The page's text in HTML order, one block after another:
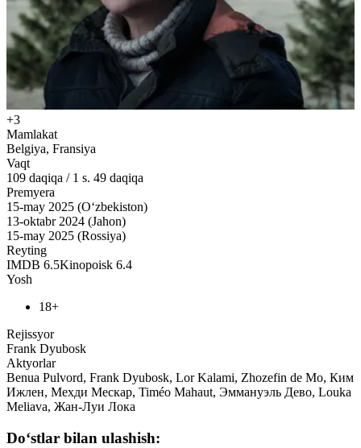
+3
Mamlakat
Belgiya, Fransiya
Vaqt
109 daqiqa / 1 s. 49 daqiqa
Premyera
15-may 2025 (O‘zbekiston)
13-oktabr 2024 (Jahon)
15-may 2025 (Rossiya)
Reyting
IMDB 6.5Kinopoisk 6.4
Yosh
18+
Rejissyor
Frank Dyubosk
Aktyorlar
Benua Pulvord, Frank Dyubosk, Lor Kalami, Zhozefin de Mo, Ким
Ижлен, Мехди Мескар, Timéo Mahaut, Эммануэль Дево, Louka
Meliava, Жан-Луи Лока
Do‘stlar bilan ulashish: